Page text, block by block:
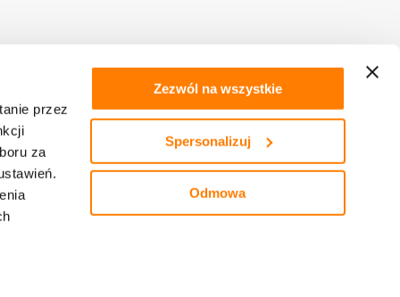
przez
za
Zezwól na wszystkie
Spersonalizuj
Odmowa